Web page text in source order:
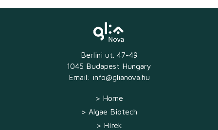
Berlini ut. 47-49
1045 Budapest Hungary
Email: info@glianova.hu
> Home
> Algae Biotech
> Hírek